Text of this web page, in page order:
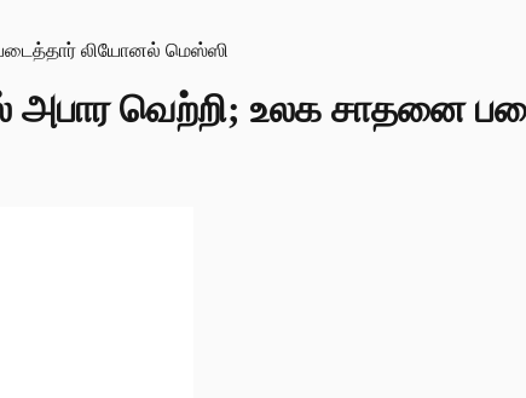
வெற்றி; உலக சாதனை